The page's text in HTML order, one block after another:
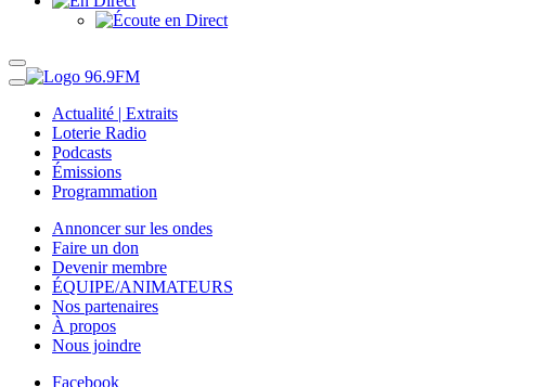
Actualité | Extraits
Loterie Radio
Podcasts
Émissions
Programmation
Annoncer sur les ondes
Faire un don
Devenir membre
ÉQUIPE/ANIMATEURS
Nos partenaires
À propos
Nous joindre
Facebook